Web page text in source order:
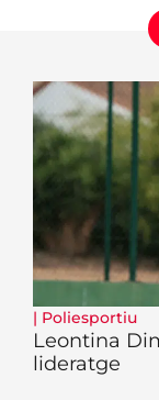
| Poliesportiu
Leontina
lideratge